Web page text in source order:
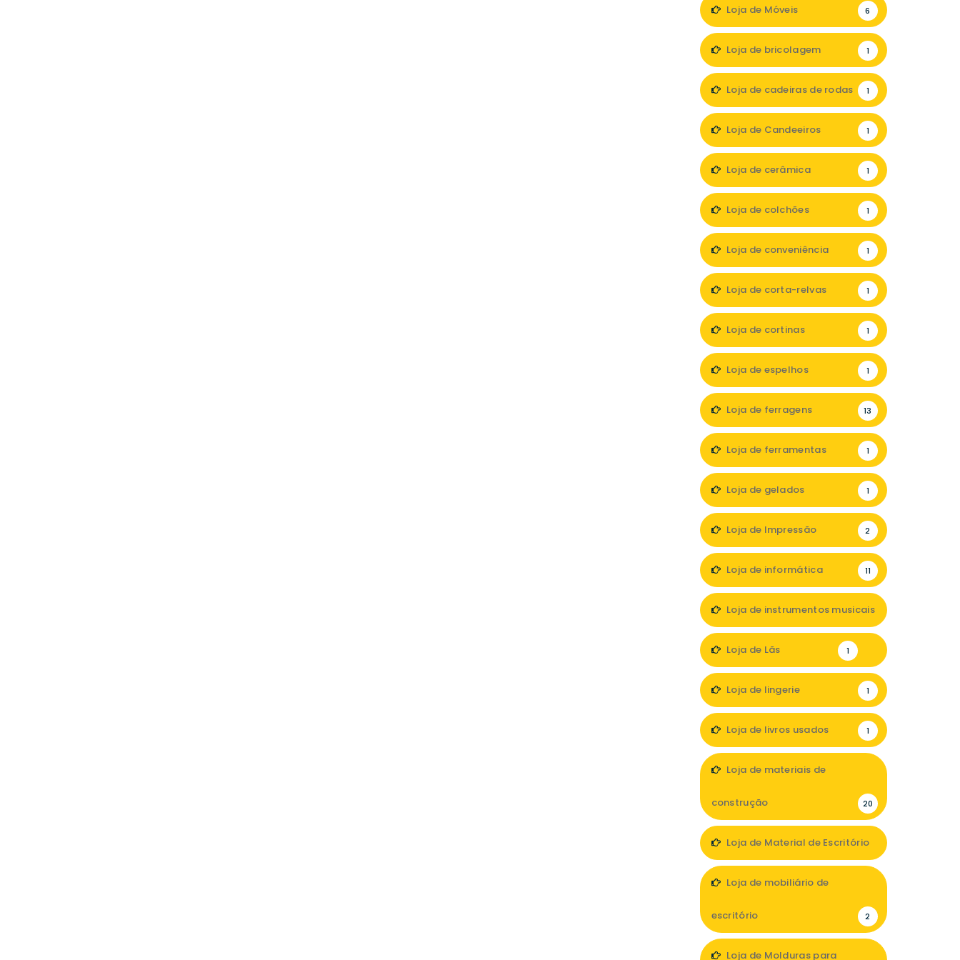
Loja de Móveis 6
Loja de bricolagem 1
Loja de cadeiras de rodas 1
Loja de Candeeiros 1
Loja de cerâmica 1
Loja de colchões 1
Loja de conveniência 1
Loja de corta-relvas 1
Loja de cortinas 1
Loja de espelhos 1
Loja de ferragens 13
Loja de ferramentas 1
Loja de gelados 1
Loja de Impressão 2
Loja de informática 11
Loja de instrumentos musicais
Loja de Lãs 1
Loja de lingerie 1
Loja de livros usados 1
Loja de materiais de
construção 20
Loja de Material de Escritório
Loja de mobiliário de
escritório 2
Loja de Molduras para